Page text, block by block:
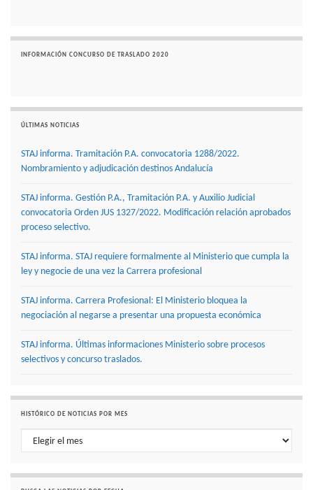
INFORMACIÓN CONCURSO DE TRASLADO 2020
ÚLTIMAS NOTICIAS
STAJ informa. Tramitación P.A. convocatoria 1288/2022.
Nombramiento y adjudicación destinos Andalucía
STAJ informa. Gestión P.A., Tramitación P.A. y Auxilio Judicial
convocatoria Orden JUS 1327/2022. Modificación relación aprobados
proceso selectivo.
STAJ informa. STAJ requiere formalmente al Ministerio que cumpla la
ley y negocie de una vez la Carrera profesional
STAJ informa. Carrera Profesional: El Ministerio bloquea la
negociación al negarse a presentar una propuesta económica
STAJ informa. Últimas informaciones Ministerio sobre procesos
selectivos y concurso traslados.
HISTÓRICO DE NOTICIAS POR MES
Histórico de noticias por mes